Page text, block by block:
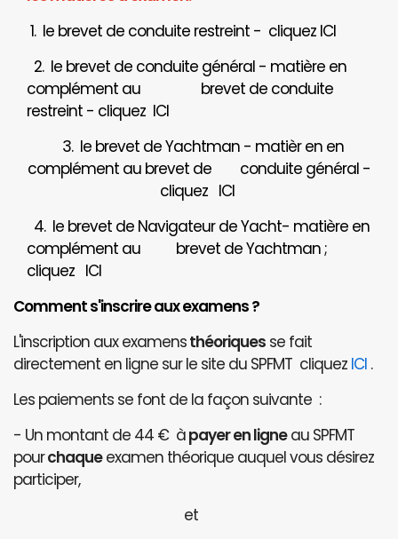
1. le brevet de conduite restreint - cliquez ICI
2. le brevet de conduite général - matière en
complément au brevet de conduite
restreint - cliquez ICI
3. le brevet de Yachtman - matièr en en
complément au brevet de
conduite général -
cliquez ICI
4. le brevet de Navigateur de Yacht- matière en
complément au brevet de Yachtman ;
cliquez ICI
Comment s'inscrire aux examens ?
L'inscription aux examensthéoriques se fait
directement en ligne sur le site du SPFMT cliquez ICI .
Les paiements se font de la façon suivante :
- Un montant de 44 € àpayer en ligneau SPFMT
pourchaqueexamen théorique auquel vous désirez
participer,
et